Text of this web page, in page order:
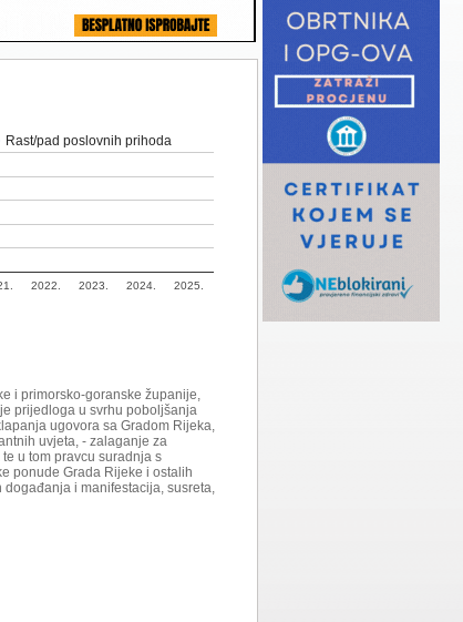
Rast/pad poslovnih prihoda
2022. 2023. 2024. 2025.
i primorsko-goranske županije,
prijedloga u svrhu poboljšanja
ugovora sa Gradom Rijeka,
uvjeta, - zalaganje za
u tom pravcu suradnja s
ponude Grada Rijeke i ostalih
i manifestacija, susreta,